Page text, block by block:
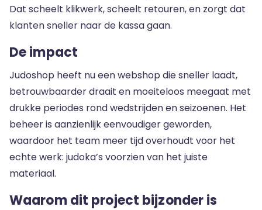
Dat scheelt klikwerk, scheelt retouren, en zorgt dat
klanten sneller naar de kassa gaan.
De impact
Judoshop heeft nu een webshop die sneller laadt,
betrouwbaarder draait en moeiteloos meegaat met
drukke periodes rond wedstrijden en seizoenen. Het
beheer is aanzienlijk eenvoudiger geworden,
waardoor het team meer tijd overhoudt voor het
echte werk: judoka’s voorzien van het juiste
materiaal.
Waarom dit project bijzonder is